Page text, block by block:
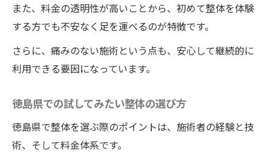
また、料金の透明性が高いことから、初めて整体を体験
する方でも不安なく足を運べるのが特徴です。
さらに、痛みのない施術という点も、安心して継続的に
利用できる要因になっています。
徳島県での試してみたい整体の選び方
徳島県で整体を選ぶ際のポイントは、施術者の経験と技
術、そして料金体系です。